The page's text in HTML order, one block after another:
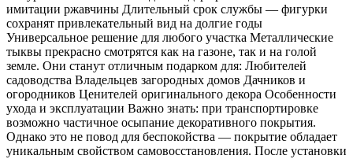
имитации ржавчины Длительный срок службы — фигурки
сохранят привлекательный вид на долгие годы
Универсальное решение для любого участка Металлические
тыквы прекрасно смотрятся как на газоне, так и на голой
земле. Они станут отличным подарком для: Любителей
садоводства Владельцев загородных домов Дачников и
огородников Ценителей оригинального декора Особенности
ухода и эксплуатации Важно знать: при транспортировке
возможно частичное осыпание декоративного покрытия.
Однако это не повод для беспокойства — покрытие обладает
уникальным свойством самовосстановления. После установки